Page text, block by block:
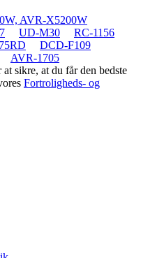
AVR-X5200W
UD-M30
RC-1156
DCD-F109
AVR-1705
sikre, at du får den bedste
Fortroligheds- og